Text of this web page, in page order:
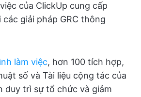
của ClickUp cung cấp
giải pháp GRC thông
làm việc, hơn 100 tích hợp,
số và Tài liệu cộng tác của
duy trì sự tổ chức và giảm